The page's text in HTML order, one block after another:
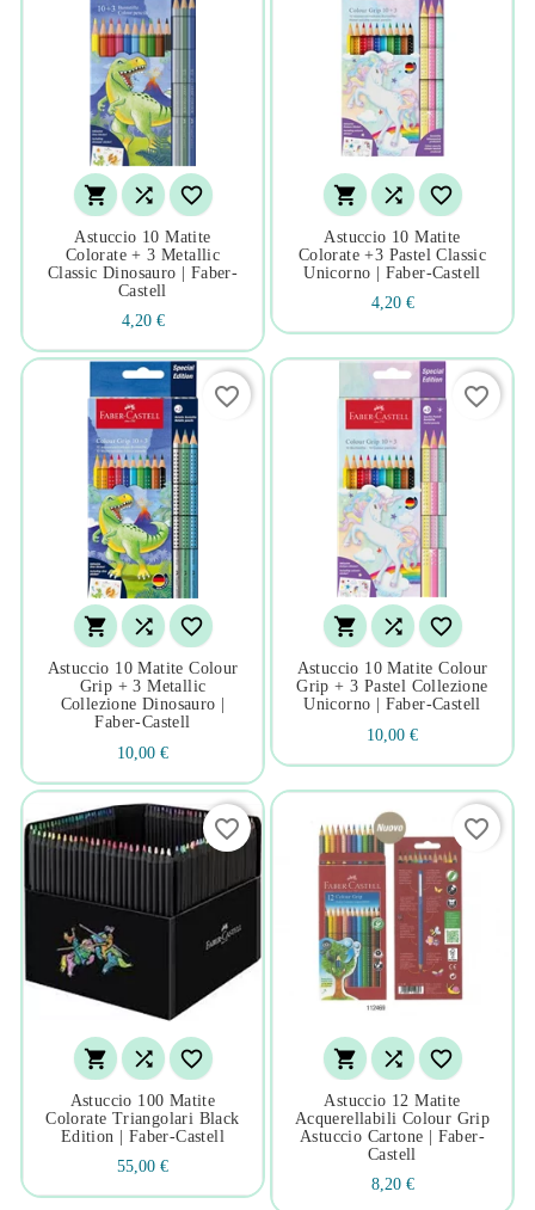
  
Astuccio 10 Matite
Colorate + 3 Metallic
Classic Dinosauro | Faber-
Castell
4,20 €
  
Astuccio 10 Matite
Colorate +3 Pastel Classic
Unicorno | Faber-Castell
4,20 €
  
Astuccio 10 Matite Colour
Grip + 3 Metallic
Collezione Dinosauro |
Faber-Castell
10,00 €
favorite_border
  
Astuccio 10 Matite Colour
Grip + 3 Pastel Collezione
Unicorno | Faber-Castell
10,00 €
favorite_border
  
Astuccio 100 Matite
Colorate Triangolari Black
Edition | Faber-Castell
55,00 €
favorite_border
  
Astuccio 12 Matite
Acquerellabili Colour Grip
Astuccio Cartone | Faber-
Castell
8,20 €
favorite_border